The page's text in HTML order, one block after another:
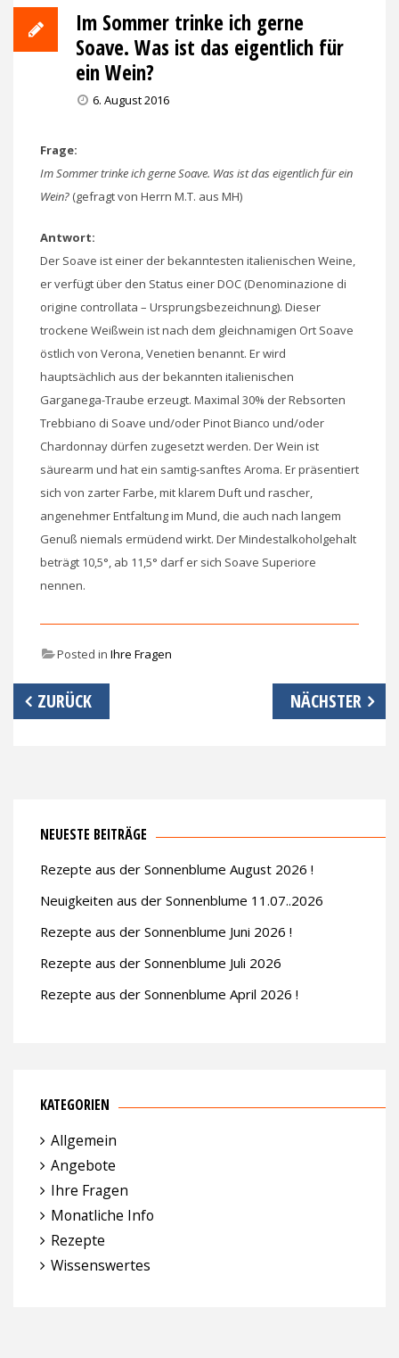
Im Sommer trinke ich gerne
Soave. Was ist das eigentlich für
ein Wein?
6. August 2016
Frage:
Im Sommer trinke ich gerne Soave. Was ist das eigentlich für ein
Wein? (gefragt von Herrn M.T. aus MH)
Antwort:
Der Soave ist einer der bekanntesten italienischen Weine,
er verfügt über den Status einer DOC (Denominazione di
origine controllata – Ursprungsbezeichnung). Dieser
trockene Weißwein ist nach dem gleichnamigen Ort Soave
östlich von Verona, Venetien benannt. Er wird
hauptsächlich aus der bekannten italienischen
Garganega-Traube erzeugt. Maximal 30% der Rebsorten
Trebbiano di Soave und/oder Pinot Bianco und/oder
Chardonnay dürfen zugesetzt werden. Der Wein ist
säurearm und hat ein samtig-sanftes Aroma. Er präsentiert
sich von zarter Farbe, mit klarem Duft und rascher,
angenehmer Entfaltung im Mund, die auch nach langem
Genuß niemals ermüdend wirkt. Der Mindestalkoholgehalt
beträgt 10,5°, ab 11,5° darf er sich Soave Superiore
nennen.
Posted in Ihre Fragen
Beitrags-
Navigation
ZURÜCK NÄCHSTER
NEUESTE BEITRÄGE
Rezepte aus der Sonnenblume August 2026 !
Neuigkeiten aus der Sonnenblume 11.07..2026
Rezepte aus der Sonnenblume Juni 2026 !
Rezepte aus der Sonnenblume Juli 2026
Rezepte aus der Sonnenblume April 2026 !
KATEGORIEN
Allgemein
Angebote
Ihre Fragen
Monatliche Info
Rezepte
Wissenswertes